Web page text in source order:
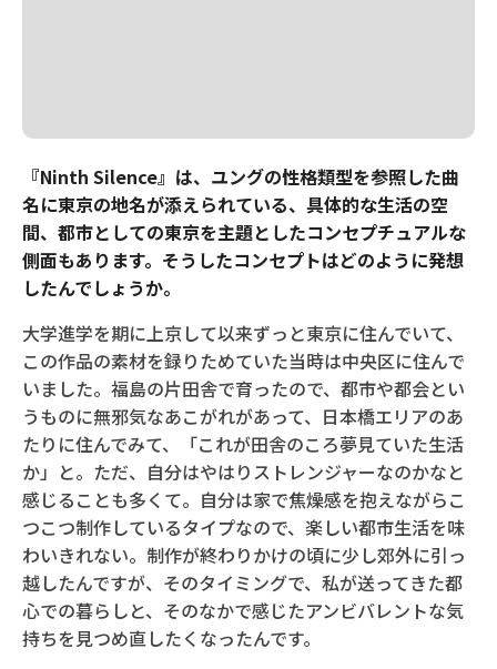
『Ninth Silence』は、ユングの性格類型を参照した曲
名に東京の地名が添えられている、具体的な生活の空
間、都市としての東京を主題としたコンセプチュアルな
側面もあります。そうしたコンセプトはどのように発想
したんでしょうか。
大学進学を期に上京して以来ずっと東京に住んでいて、
この作品の素材を録りためていた当時は中央区に住んで
いました。福島の片田舎で育ったので、都市や都会とい
うものに無邪気なあこがれがあって、日本橋エリアのあ
たりに住んでみて、「これが田舎のころ夢見ていた生活
か」と。ただ、自分はやはりストレンジャーなのかなと
感じることも多くて。自分は家で焦燥感を抱えながらこ
つこつ制作しているタイプなので、楽しい都市生活を味
わいきれない。制作が終わりかけの頃に少し郊外に引っ
越したんですが、そのタイミングで、私が送ってきた都
心での暮らしと、そのなかで感じたアンビバレントな気
持ちを見つめ直したくなったんです。